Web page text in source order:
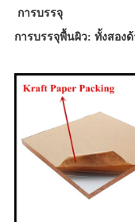
การบรรจุ
การบรรจุพื้นผิว: ทั้งสอง